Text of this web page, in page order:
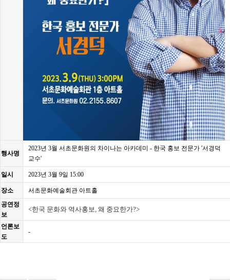
행사명
2023년 3월 서초문화원의 차이나는 아카데미 - 한국 홍보 전문가 '서경덕
교수'
일시 2023년 3월 9일 15:00
장소
서초문화예술회관 아트홀
공연정
보
<한국 문화와 역사홍보, 왜 중요한가?>
언론보
도
-